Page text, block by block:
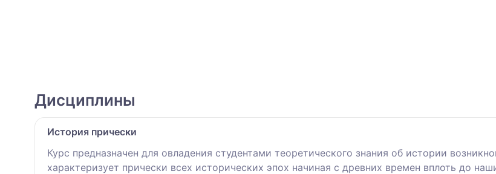
Дисциплины
История прически
Курс предназначен для овладения студентами теоретического знания об истории
характеризует прически всех исторических эпох начиная с древних времен вплоть до